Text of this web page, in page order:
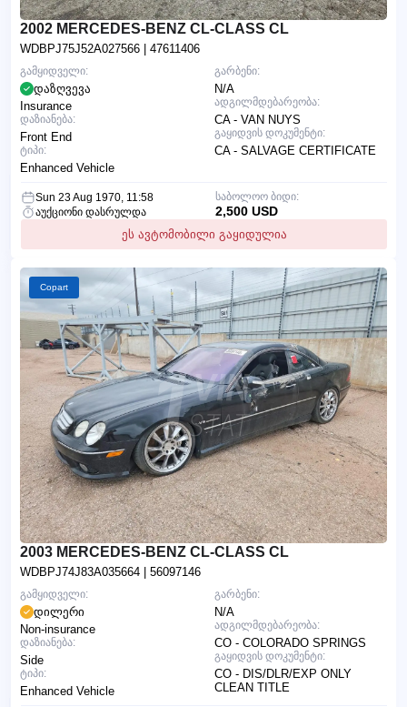
2002 MERCEDES-BENZ CL-CLASS CL
WDBPJ75J52A027566 | 47611406
გარბენი:
N/A
ადგილმდებარეობა:
CA - VAN NUYS
გაყიდვის დოკუმენტი:
CA - SALVAGE CERTIFICATE
გამყიდველი:
დაზღვევა
Insurance
დაზიანება:
Front End
ტიპი:
Enhanced Vehicle
Sun 23 Aug 1970, 11:58
აუქციონი დასრულდა
ეს ავტომობილი გაყიდულია
საბოლოო ბიდი:
2,500 USD
Copart
2003 MERCEDES-BENZ CL-CLASS CL
WDBPJ74J83A035664 | 56097146
გარბენი:
N/A
ადგილმდებარეობა:
CO - COLORADO SPRINGS
გაყიდვის დოკუმენტი:
CO - DIS/DLR/EXP ONLY
CLEAN TITLE
გამყიდველი:
დილერი
Non-insurance
დაზიანება:
Side
ტიპი:
Enhanced Vehicle